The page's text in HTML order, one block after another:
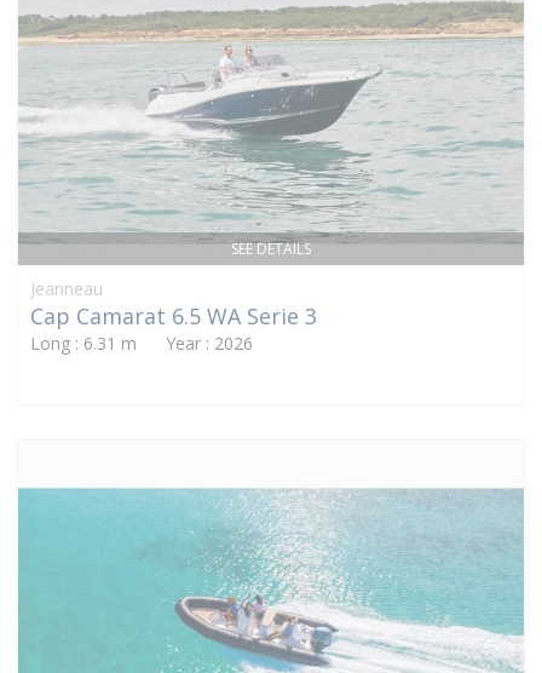
SEE DETAILS
Jeanneau
Cap Camarat 6.5 WA Serie 3
Long : 6.31 m Year : 2026